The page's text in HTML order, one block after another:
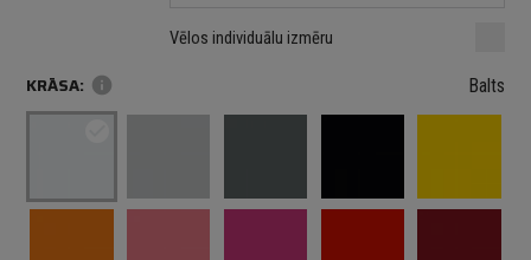
mm mm
Maksimālais izmērs: 1000 mm
Vēlos individuālu izmēru
KRĀSA: info Balts